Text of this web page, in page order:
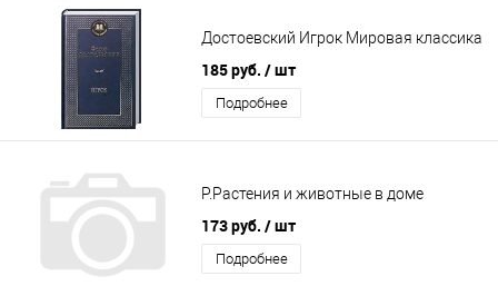
Достоевский Игрок Мировая классика
185 руб. / шт
Подробнее
Р.Растения и животные в доме
173 руб. / шт
Подробнее